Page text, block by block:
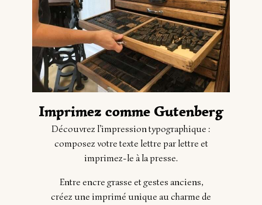
Imprimez comme Gutenberg
Découvrez l’impression typographique :
composez votre texte lettre par lettre et
imprimez-le à la presse.
Entre encre grasse et gestes anciens,
créez une imprimé unique au charme de